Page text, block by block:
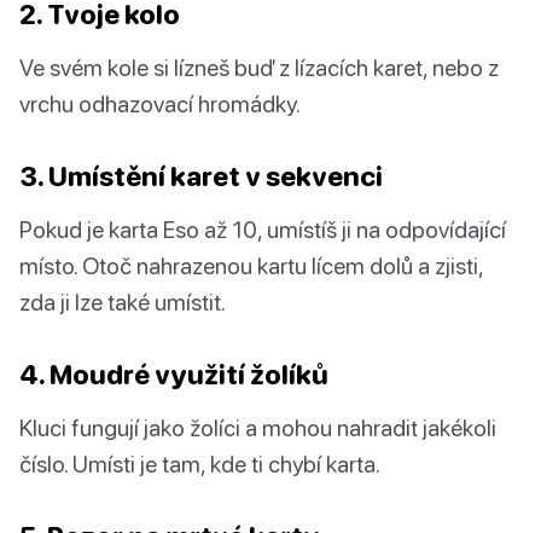
2. Tvoje kolo
Ve svém kole si lízneš buď z lízacích karet, nebo z
vrchu odhazovací hromádky.
3. Umístění karet v sekvenci
Pokud je karta Eso až 10, umístíš ji na odpovídající
místo. Otoč nahrazenou kartu lícem dolů a zjisti,
zda ji lze také umístit.
4. Moudré využití žolíků
Kluci fungují jako žolíci a mohou nahradit jakékoli
číslo. Umísti je tam, kde ti chybí karta.